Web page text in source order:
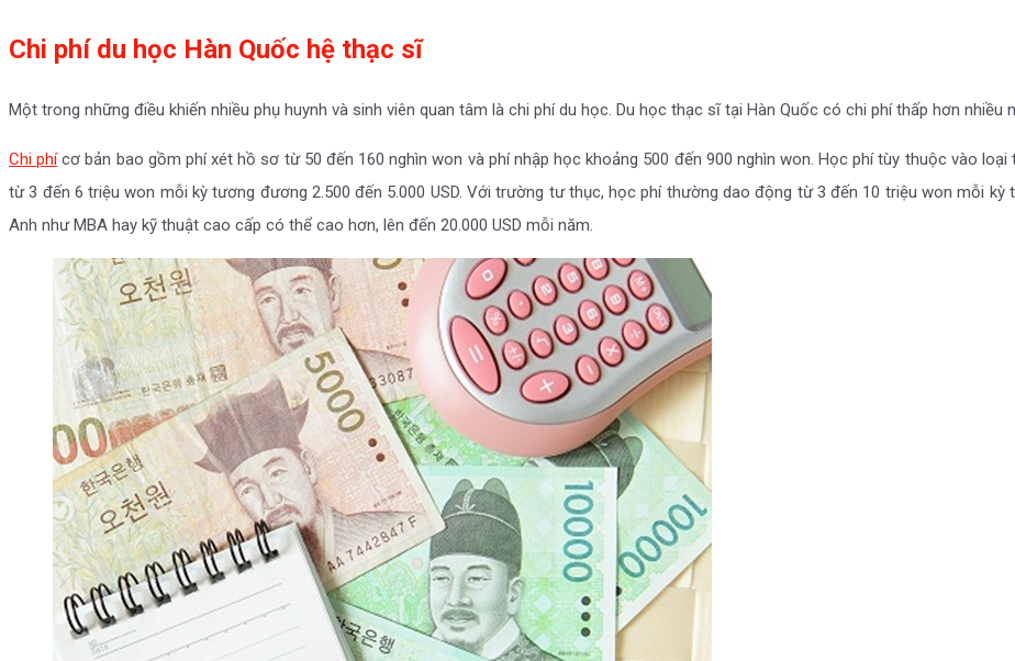
Chi phí du học Hàn Quốc hệ thạc sĩ
Một trong những điều khiến nhiều phụ huynh và sinh viên quan tâm là chi phí du học. Du học thạc sĩ tại Hàn Quốc có chi phí thấp hơn
Chi phícơ bản bao gồm phí xét hồ sơ từ 50 đến 160 nghìn won và phí nhập học khoảng 500 đến 900 nghìn won. Học phí tùy thuộc vào
từ 3 đến 6 triệu won mỗi kỳ tương đương 2.500 đến 5.000 USD. Với trường tư thục, học phí thường dao động từ 3 đến 10 triệu won mỗi kỳ
Anh như MBA hay kỹ thuật cao cấp có thể cao hơn, lên đến 20.000 USD mỗi năm.